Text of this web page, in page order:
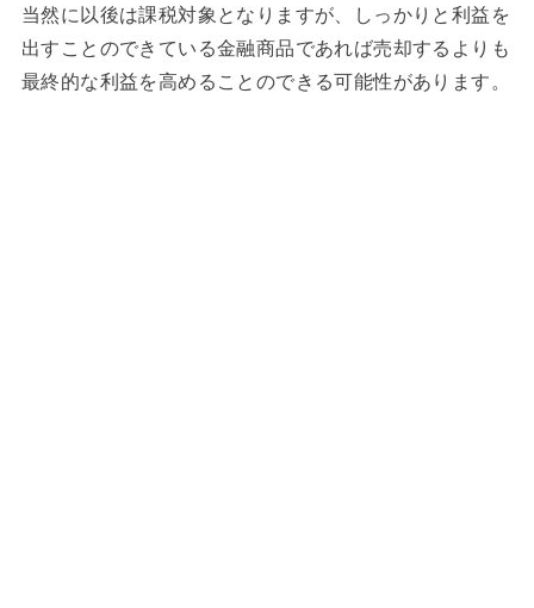
当然に以後は課税対象となりますが、しっかりと利益を
出すことのできている金融商品であれば売却するよりも
最終的な利益を高めることのできる可能性があります。